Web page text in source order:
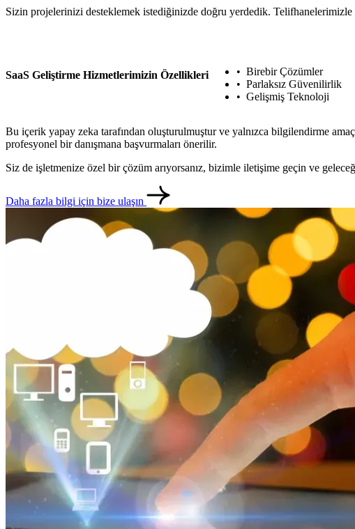
Sizin projelerinizi desteklemek istediğinizde doğru yerdedik.
SaaS Geliştirme Hizmetlerimizin Özellikleri
Birebir Çözümler
Parlaksız Güvenilirlik
Gelişmiş Teknoloji
Bu içerik yapay zeka tarafından oluşturulmuştur ve yalnızca bilgilendirme
profesyonel bir danışmana başvurmaları önerilir.
Siz de işletmenize özel bir çözüm arıyorsanız, bizimle iletişime geçin ve
Daha fazla bilgi için bize ulaşın